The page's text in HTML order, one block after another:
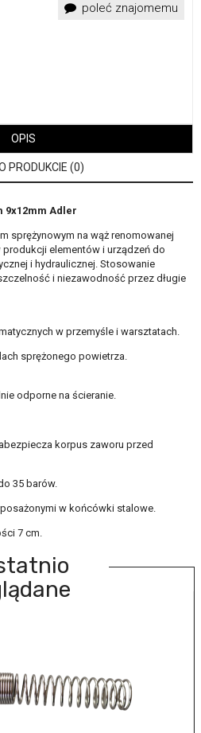
poleć znajomemu
OPIS
PRODUKCIE (0)
9x12mm Adler
sprężynowym na wąż renomowanej
elementów i urządzeń do
i hydraulicznej. Stosowanie
i niezawodność przez długie
w przemyśle i warsztatach.
sprężonego powietrza.
odporne na ścieranie.
korpus zaworu przed
35 barów.
w końcówki stalowe.
7 cm.